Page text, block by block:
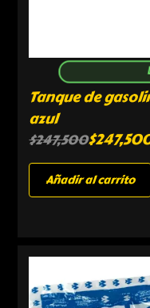
Tanque de
azul
$247,500$
Añadir al carrito